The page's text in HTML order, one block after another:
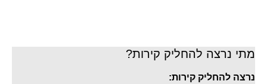
מתי נרצה להחליק קירות?
נרצה להחליק קירות: